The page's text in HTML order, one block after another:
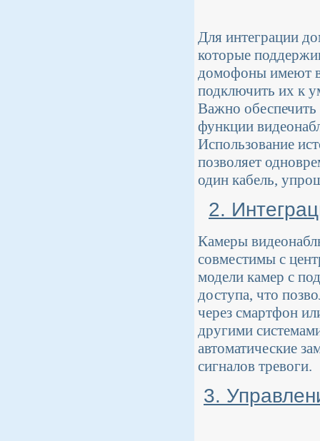
Для интеграции
которые
домофоны имеют
подключить их к
Важно обеспечить
функции
Использование
позволяет
один кабель,
2.
Камеры
совместимы с
модели камер с
доступа, что
через смартфон
другими
автоматические
сигналов тревоги.
3.